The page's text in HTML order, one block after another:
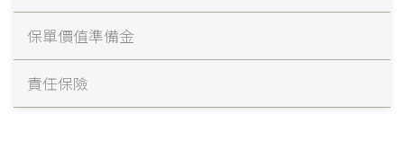
保單價值準備金
責任保險